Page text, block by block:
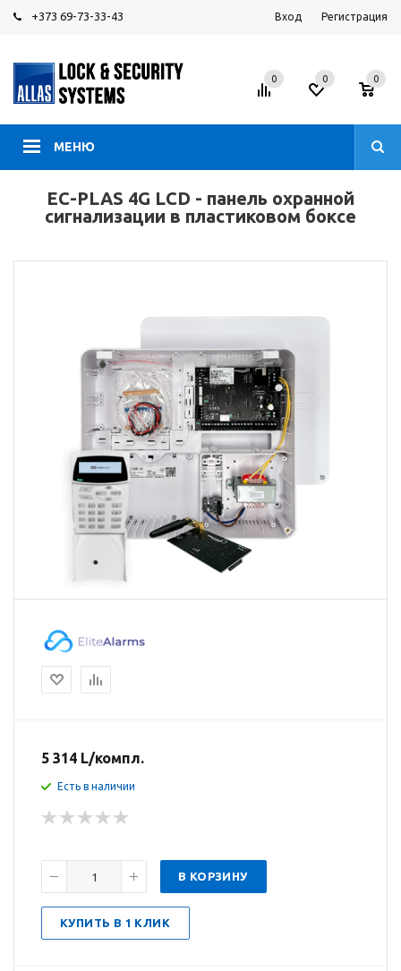
+373 69-73-33-43 Вход Регистрация
МЕНЮ
0 0 0
EC-PLAS 4G LCD - панель охранной
сигнализации в пластиковом боксе
5 314 L/компл.
Есть в наличии
В КОРЗИНУ
КУПИТЬ В 1 КЛИК